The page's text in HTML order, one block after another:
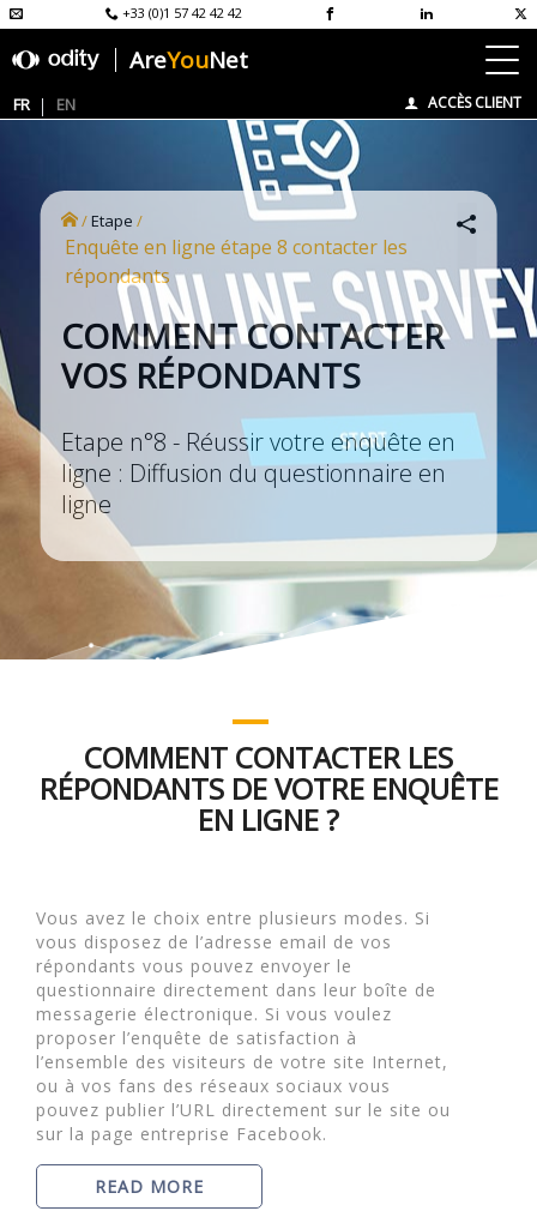
+33 (0)1 57 42 42 42
AreYouNet
FR EN ACCÈS CLIENT
/ Etape /
enquête en ligne étape 8 contacter les
répondants
COMMENT CONTACTER
VOS RÉPONDANTS
Etape n°8 - Réussir votre enquête en
ligne : Diffusion du questionnaire en
ligne
COMMENT CONTACTER LES
RÉPONDANTS DE VOTRE ENQUÊTE
EN LIGNE ?
Vous avez le choix entre plusieurs modes. Si
vous disposez de l’adresse email de vos
répondants vous pouvez envoyer le
questionnaire directement dans leur boîte de
messagerie électronique. Si vous voulez
proposer l’enquête de satisfaction à
l’ensemble des visiteurs de votre site Internet,
ou à vos fans des réseaux sociaux vous
pouvez publier l’URL directement sur le site ou
sur la page entreprise Facebook.
READ MORE